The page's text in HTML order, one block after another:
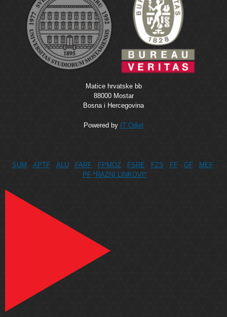
Matice hrvatske bb
88000 Mostar
Bosna i Hercegovina
Powered by IT Odjel
SUM APTF ALU FARF FPMOZ FSRE FZS FF GF
MEF
PF *RAZNI LINKOVI*